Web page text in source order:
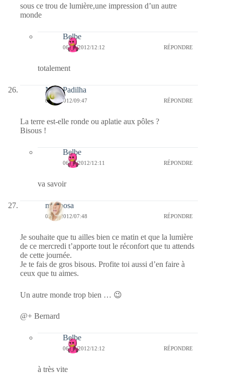
sous ce trou de lumière,une impression d’un autre
monde
Belbe
06/09/2012/12:12 RÉPONDRE
totalement
Nina Padilha
05/09/2012/09:47 RÉPONDRE
La terre est-elle ronde ou aplatie aux pôles ?
Bisous !
Belbe
06/09/2012/12:11 RÉPONDRE
va savoir
mariposa
05/09/2012/07:48 RÉPONDRE
Je souhaite que tu ailles bien ce matin et que la lumière
de ce mercredi t’apporte tout le réconfort que tu attends
de cette journée.
Je te fais de gros bisous. Profite toi aussi d’en faire à
ceux que tu aimes.
Un autre monde trop bien … 😉
@+ Bernard
Belbe
06/09/2012/12:12 RÉPONDRE
à très vite